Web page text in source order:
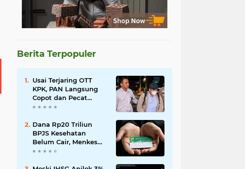
Berita Terpopuler
Usai Terjaring OTT
KPK, PAN Langsung
Copot dan Pecat
Bupati Lombok Barat
Dana Rp20 Triliun
BPJS Kesehatan
Belum Cair, Menkes
Ungkap Kendala